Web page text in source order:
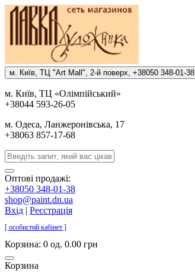
м. Киïв, ТЦ "Art Mall", 2-й поверх, +38050 348-01-38
м. Киïв, ТЦ «Олiмпiйський»
+38044 593-26-05
м. Одеса, Ланжеронiвська, 17
+38063 857-17-68
Оптові продажі:
+38050 348-01-38
shop@paint.dn.ua
Вхід | Реєстрація
[ особистий кабінет ]
Корзина: 0 од. 0.00 грн
Корзина